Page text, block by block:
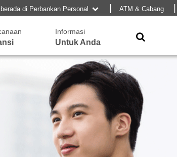
di Perbankan Personal  |ATM & Cabang
Informasi
Untuk Anda
